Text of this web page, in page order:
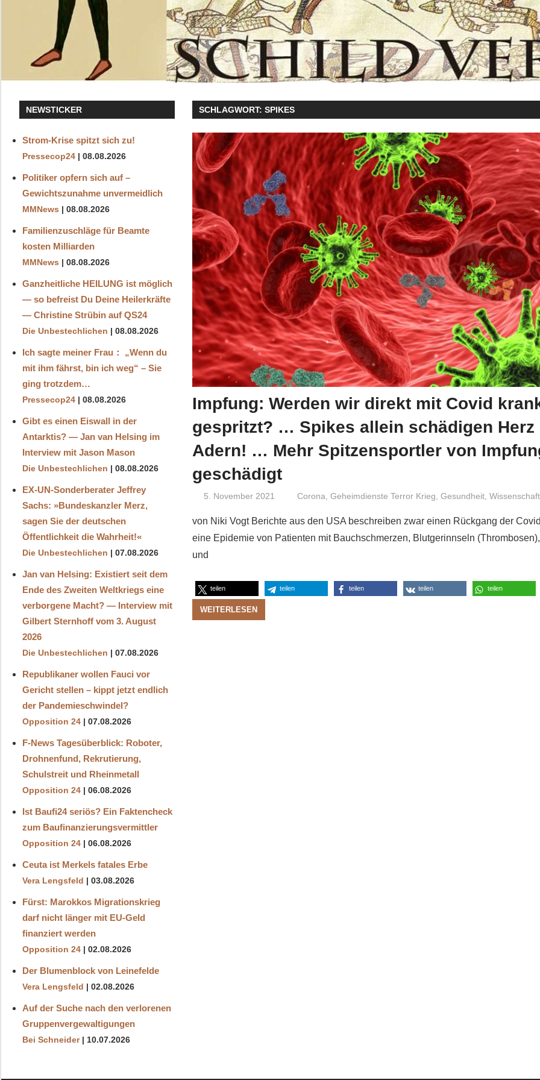
SCHLAGWORT:SPIKES
Impfung: Werden wir direkt mit Covid
gespritzt? … Spikes allein schädigen Herz
Adern! … Mehr Spitzensportler von
geschädigt
5. November 2021 Niki Vogt
Corona Geheimdienste Terror Krieg Gesundheit,
von Niki Vogt Berichte aus den USA beschreiben zwar einen Rückgang der
eine Epidemie von Patienten mit Bauchschmerzen, Blutgerinnseln
und
teilen teilen teilen teilen teilen
WEITERLESEN
NEWSTICKER
Strom-Krise spitzt sich zu!
Pressecop24 08.08.2026
Politiker opfern sich auf –
Gewichtszunahme unvermeidlich
MMNews 08.08.2026
Familienzuschläge für Beamte
kosten Milliarden
MMNews 08.08.2026
Ganzheitliche HEILUNG ist möglich
— so befreist Du Deine Heilerkräfte
— Christine Strübin auf QS24
Die Unbestechlichen 08.08.2026
Ich sagte meiner Frau： „Wenn du
mit ihm fährst, bin ich weg“ – Sie
ging trotzdem…
Pressecop24 08.08.2026
Gibt es einen Eiswall in der
Antarktis? — Jan van Helsing im
Interview mit Jason Mason
Die Unbestechlichen 08.08.2026
EX-UN-Sonderberater Jeffrey
Sachs: »Bundeskanzler Merz,
sagen Sie der deutschen
Öffentlichkeit die Wahrheit!«
Die Unbestechlichen 07.08.2026
Jan van Helsing: Existiert seit dem
Ende des Zweiten Weltkriegs eine
verborgene Macht? — Interview mit
Gilbert Sternhoff vom 3. August
2026
Die Unbestechlichen 07.08.2026
Republikaner wollen Fauci vor
Gericht stellen – kippt jetzt endlich
der Pandemieschwindel?
Opposition 24 07.08.2026
F-News Tagesüberblick: Roboter,
Drohnenfund, Rekrutierung,
Schulstreit und Rheinmetall
Opposition 24 06.08.2026
Ist Baufi24 seriös? Ein Faktencheck
zum Baufinanzierungsvermittler
Opposition 24 06.08.2026
Ceuta ist Merkels fatales Erbe
Vera Lengsfeld 03.08.2026
Fürst: Marokkos Migrationskrieg
darf nicht länger mit EU-Geld
finanziert werden
Opposition 24 02.08.2026
Der Blumenblock von Leinefelde
Vera Lengsfeld 02.08.2026
Auf der Suche nach den verlorenen
Gruppenvergewaltigungen
Bei Schneider 10.07.2026